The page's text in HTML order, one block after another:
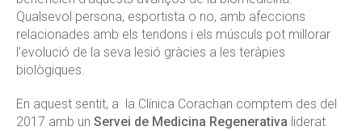
Qualsevol persona, esportista o no, amb afeccions
relacionades amb els tendons i els músculs pot millorar
l'evolució de la seva lesió gràcies a les teràpies
biològiques.
En aquest sentit, a la Clínica Corachan comptem des del
2017 amb un Servei de Medicina Regenerativa liderat